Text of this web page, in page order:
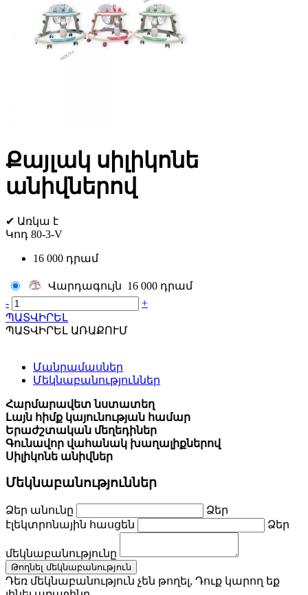
Քայլակ սիլիկոնե
անիվներով
✔ Առկա է
Կոդ 80-3-V
16 000 դրամ
Վարդագույն 16 000 դրամ
-
+
ՊԱՏՎԻՐԵԼ
ՊԱՏՎԻՐԵԼ ԱՌԱՔՈՒՄ
Մանրամասներ
Մեկնաբանություններ
Հարմարավետ նստատեղ
Լայն հիմք կայունության համար
Երաժշտական մեղեդիներ
Գունավոր վահանակ խաղալիքներով
Սիլիկոնե անիվներ
Մեկնաբանություններ
Ձեր անունը
Ձեր
էլեկտրոնային հասցեն
Ձեր
մեկնաբանությունը
Թողնել մեկնաբանություն
Դեռ մեկնաբանություն չեն թողել, Դուք կարող եք